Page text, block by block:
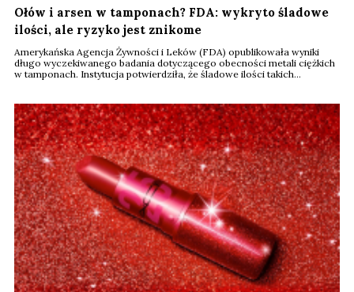
Ołów i arsen w tamponach? FDA: wykryto śladowe
ilości, ale ryzyko jest znikome
Amerykańska Agencja Żywności i Leków (FDA) opublikowała wyniki
długo wyczekiwanego badania dotyczącego obecności metali ciężkich
w tamponach. Instytucja potwierdziła, że śladowe ilości takich
ilościach, że zgodnie z przeprowadzoną oceną toksykologiczną, nie
stanowią zagrożenia dla ...